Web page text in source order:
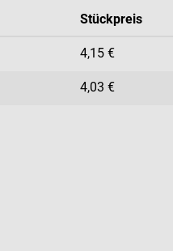
Stückpreis
4,15 €
4,03 €